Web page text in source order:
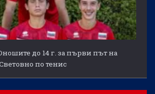
до 14 г. за първи път на
по тенис